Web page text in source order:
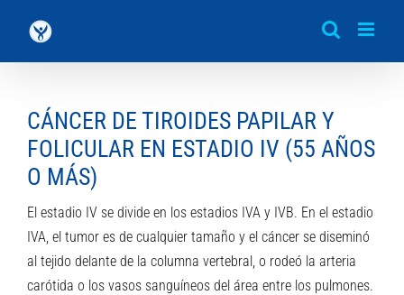
contenido
CÁNCER DE TIROIDES PAPILAR Y
FOLICULAR EN ESTADIO IV (55 AÑOS
O MÁS)
El estadio IV se divide en los estadios IVA y IVB. En el estadio
IVA, el tumor es de cualquier tamaño y el cáncer se diseminó
al tejido delante de la columna vertebral, o rodeó la arteria
carótida o los vasos sanguíneos del área entre los pulmones.